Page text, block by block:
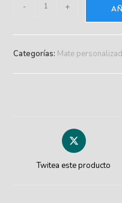
- +
Categorías: Mate
Twitea este producto